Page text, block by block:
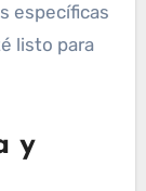
específicas
listo para
y